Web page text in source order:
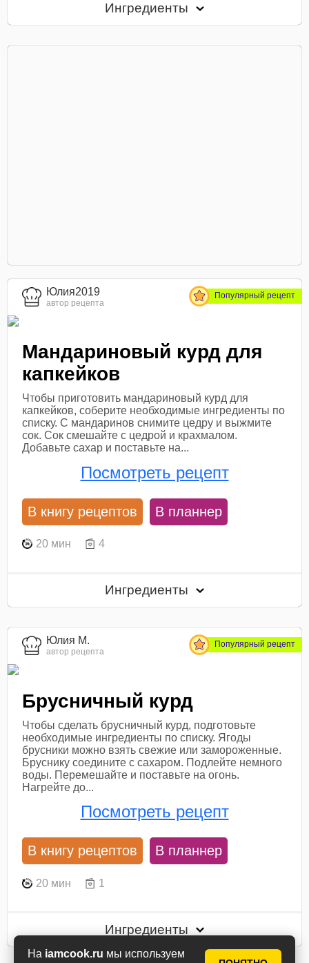
На iamcook.ru мы используем
Ингредиенты
Юлия2019
автор рецепта
Популярный рецепт
Мандариновый курд для
капкейков
Чтобы приготовить мандариновый курд для
капкейков, соберите необходимые ингредиенты по
списку. С мандаринов снимите цедру и выжмите
сок. Сок смешайте с цедрой и крахмалом.
Добавьте сахар и поставьте на...
Посмотреть рецепт
В книгу рецептов В планнер
20 мин 4
Ингредиенты
Юлия М.
автор рецепта
Популярный рецепт
Брусничный курд
Чтобы сделать брусничный курд, подготовьте
необходимые ингредиенты по списку. Ягоды
брусники можно взять свежие или замороженные.
Бруснику соедините с сахаром. Подлейте немного
воды. Перемешайте и поставьте на огонь.
Нагрейте до...
Посмотреть рецепт
В книгу рецептов В планнер
20 мин 1
Ингредиенты